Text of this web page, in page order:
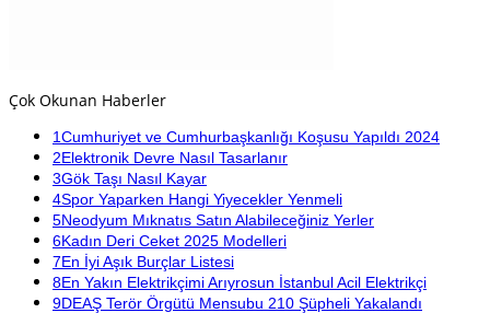
Çok Okunan Haberler
1Cumhuriyet ve Cumhurbaşkanlığı Koşusu Yapıldı 2024
2Elektronik Devre Nasıl Tasarlanır
3Gök Taşı Nasıl Kayar
4Spor Yaparken Hangi Yiyecekler Yenmeli
5Neodyum Mıknatıs Satın Alabileceğiniz Yerler
6Kadın Deri Ceket 2025 Modelleri
7En İyi Aşık Burçlar Listesi
8En Yakın Elektrikçimi Arıyrosun İstanbul Acil Elektrikçi
9DEAŞ Terör Örgütü Mensubu 210 Şüpheli Yakalandı